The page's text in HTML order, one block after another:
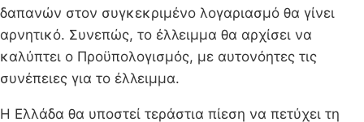
δαπανών στον συγκεκριμένο λογαριασμό θα γίνει
αρνητικό. Συνεπώς, το έλλειμμα θα αρχίσει να
καλύπτει ο Προϋπολογισμός, με αυτονόητες τις
συνέπειες για το έλλειμμα.
Η Ελλάδα θα υποστεί τεράστια πίεση να πετύχει τη